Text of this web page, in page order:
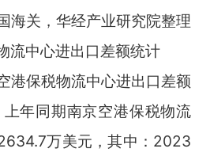
海关，华经产业研究院整理
流中心进出口差额统计
港保税物流中心进出口差额
年同期南京空港保税物流
万美元，其中：2023